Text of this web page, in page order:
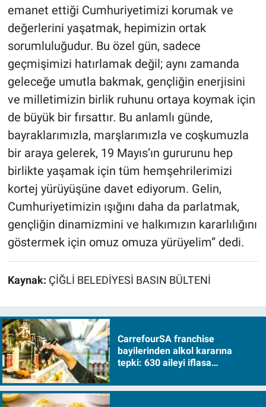
emanet ettiği Cumhuriyetimizi korumak ve
değerlerini yaşatmak, hepimizin ortak
sorumluluğudur. Bu özel gün, sadece
geçmişimizi hatırlamak değil; aynı zamanda
geleceğe umutla bakmak, gençliğin enerjisini
ve milletimizin birlik ruhunu ortaya koymak için
de büyük bir fırsattır. Bu anlamlı günde,
bayraklarımızla, marşlarımızla ve coşkumuzla
bir araya gelerek, 19 Mayıs’ın gururunu hep
birlikte yaşamak için tüm hemşehrilerimizi
kortej yürüyüşüne davet ediyorum. Gelin,
Cumhuriyetimizin ışığını daha da parlatmak,
gençliğin dinamizmini ve halkımızın kararlılığını
göstermek için omuz omuza yürüyelim” dedi.
Kaynak: ÇİĞLİ BELEDİYESİ BASIN BÜLTENİ
CarrefourSA franchise
bayilerinden alkol kararına
tepki: 630 aileyi iflasa